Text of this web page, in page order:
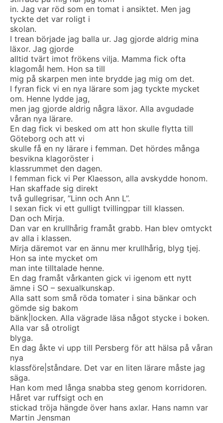
in. Jag var röd som en tomat i ansiktet. Men jag
tyckte det var roligt i
skolan.
I trean började jag balla ur. Jag gjorde aldrig mina
läxor. Jag gjorde
alltid tvärt imot frökens vilja. Mamma fick ofta
klagomål hem. Hon sa till
mig på skarpen men inte brydde jag mig om det.
I fyran fick vi en nya lärare som jag tyckte mycket
om. Henne lydde jag,
men jag gjorde aldrig några läxor. Alla avgudade
våran nya lärare.
En dag fick vi besked om att hon skulle flytta till
Göteborg och att vi
skulle få en ny lärare i femman. Det hördes många
besvikna klagoröster i
klassrummet den dagen.
I femman fick vi Per Klaesson, alla avskydde honom.
Han skaffade sig direkt
två gullegrisar, ”Linn och Ann L”.
I sexan fick vi ett gulligt tvillingpar till klassen.
Dan och Mirja.
Dan var en krullhårig framåt grabb. Han blev omtyckt
av alla i klassen.
Mirja däremot var en ännu mer krullhårig, blyg tjej.
Hon sa inte mycket om
man inte tilltalade henne.
En dag framåt vårkanten gick vi igenom ett nytt
ämne i SO – sexualkunskap.
Alla satt som små röda tomater i sina bänkar och
gömde sig bakom
bänk|locken. Alla vägrade läsa något stycke i boken.
Alla var så otroligt
blyga.
En dag åkte vi upp till Persberg för att hälsa på våran
nya
klassföre|ståndare. Det var en liten lärare måste jag
säga.
Han kom med långa snabba steg genom korridoren.
Håret var ruffsigt och en
stickad tröja hängde över hans axlar. Hans namn var
Martin Jensman